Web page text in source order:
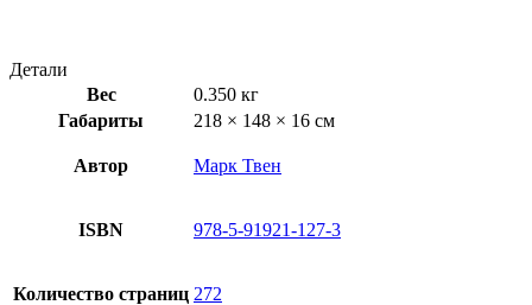
Детали
Вес
0.350 кг
Габариты
218 × 148 × 16 см
Автор Марк Твен
ISBN 978-5-91921-127-3
Количество страниц 272